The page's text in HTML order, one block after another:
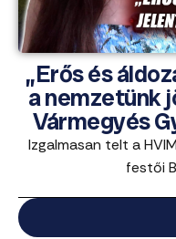
„Erős és
a nemzetünk
Vármegyés
Izgalmasan telt a
festői